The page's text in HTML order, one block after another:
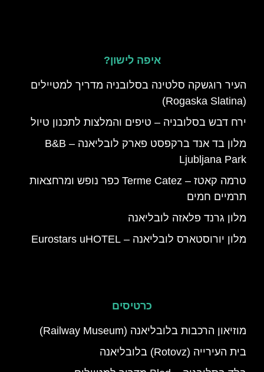
איפה לישון?
העיר רוגשקה סלטינה בסלובניה מדריך למטיילים
(Rogaska Slatina)
ירח דבש בסלובניה – טיפים והמלצות לתכנון טיול
מלון בד אנד ברקפסט פארק לובליאנה – B&B
Ljubljana Park
טרמה קאטז – Terme Catez כפר נופש ומרחצאות
תרמיים חמים
מלון גרנד פלאזה לובליאנה
מלון יורוסטארס לובליאנה – Eurostars uHOTEL
כרטיסים
מוזיאון הרכבות בלובליאנה (Railway Museum)
בית העירייה (Rotovz) בלובליאנה